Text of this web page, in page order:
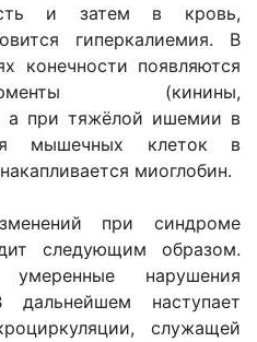
и затем в кровь,
гиперкалиемия. В
конечности появляются
(кинины,
а при тяжёлой ишемии в
мышечных клеток в
миоглобин.
при синдроме
следующим образом.
умеренные нарушения
дальнейшем наступает
служащей